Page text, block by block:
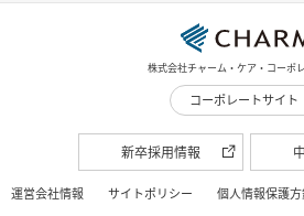
株式会社チャーム・ケア・コーポ
コーポレートサイト
新卒採用情報
運営会社情報 サイトポリシー 個人情報保護